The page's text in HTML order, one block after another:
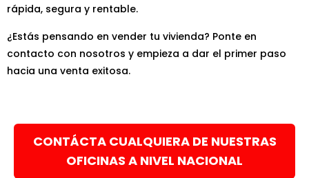
rápida, segura y rentable.
¿Estás pensando en vender tu vivienda? Ponte en
contacto con nosotros y empieza a dar el primer paso
hacia una venta exitosa.
CONTÁCTA CUALQUIERA DE NUESTRAS
OFICINAS A NIVEL NACIONAL